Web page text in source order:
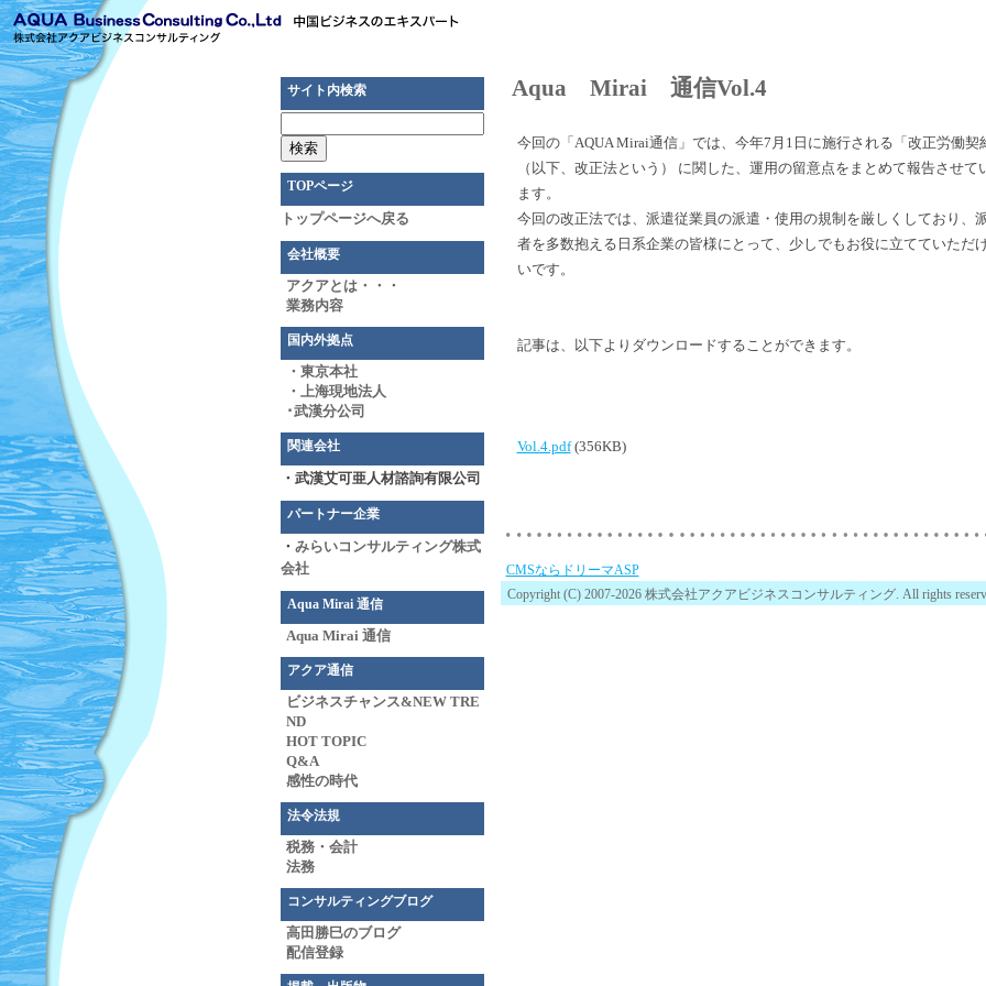
サイト内検索
TOPページ
トップページへ戻る
会社概要
アクアとは・・・
業務内容
国内外拠点
・東京本社
・上海現地法人
･武漢分公司
関連会社
・武漢艾可亜人材諮詢有限公司
パートナー企業
・ みらいコンサルティング株式
会社
Aqua Mirai 通信
Aqua Mirai 通信
アクア通信
ビジネスチャンス&NEW TRE
ND
HOT TOPIC
Q&A
感性の時代
法令法規
税務・会計
法務
コンサルティングブログ
高田勝巳のブログ
配信登録
Aqua Mirai 通信Vol.4
今回の「AQUA Mirai通信」では、今年7月1日に施行される「改正労働契
（以下、改正法という） に関した、運用の留意点をまとめて報告させて
ます。
今回の改正法では、派遣従業員の派遣・使用の規制を厳しくしており、
者を多数抱える日系企業の皆様にとって、少しでもお役に立てていただ
いです。
記事は、以下よりダウンロードすることができます。
Vol.4.pdf(356KB)
CMSならドリーマASP
Copyright (C) 2007-2026 株式会社アクアビジネスコンサルティング. All rights